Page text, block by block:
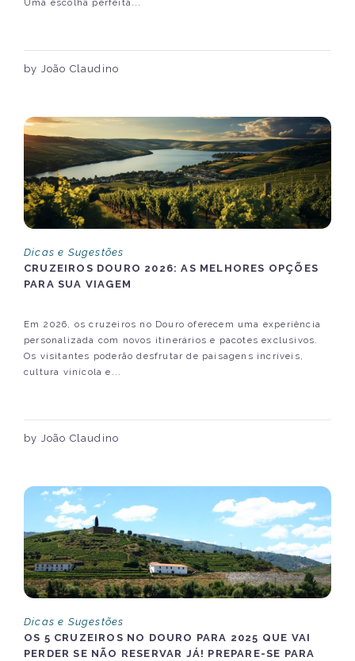
Uma escolha perfeita...
by João Claudino
Dicas e Sugestões
CRUZEIROS DOURO 2026: AS MELHORES OPÇÕES
PARA SUA VIAGEM
Em 2026, os cruzeiros no Douro oferecem uma experiência
personalizada com novos itinerários e pacotes exclusivos.
Os visitantes poderão desfrutar de paisagens incríveis,
cultura vinícola e...
by João Claudino
Dicas e Sugestões
OS 5 CRUZEIROS NO DOURO PARA 2025 QUE VAI
PERDER SE NÃO RESERVAR JÁ! PREPARE-SE PARA